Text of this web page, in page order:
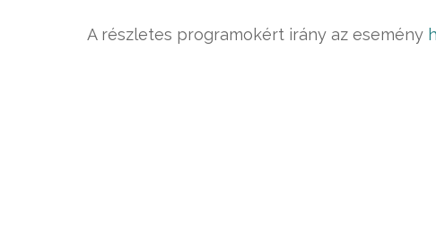
A részletes programokért irány az esemény